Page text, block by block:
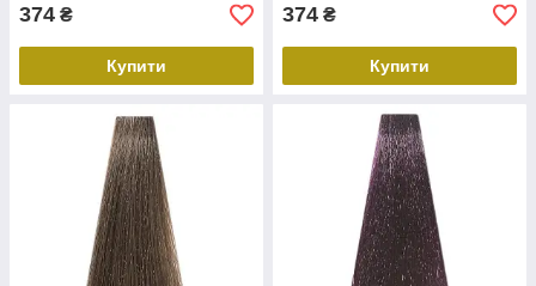
374 ₴
Купити
374 ₴
Купити